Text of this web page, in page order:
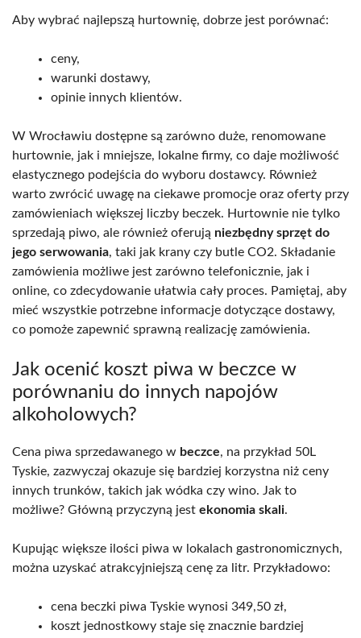
Aby wybrać najlepszą hurtownię, dobrze jest porównać:
ceny,
warunki dostawy,
opinie innych klientów.
W Wrocławiu dostępne są zarówno duże, renomowane
hurtownie, jak i mniejsze, lokalne firmy, co daje możliwość
elastycznego podejścia do wyboru dostawcy. Również
warto zwrócić uwagę na ciekawe promocje oraz oferty przy
zamówieniach większej liczby beczek. Hurtownie nie tylko
sprzedają piwo, ale również oferują niezbędny sprzęt do
jego serwowania, taki jak krany czy butle CO2. Składanie
zamówienia możliwe jest zarówno telefonicznie, jak i
online, co zdecydowanie ułatwia cały proces. Pamiętaj, aby
mieć wszystkie potrzebne informacje dotyczące dostawy,
co pomoże zapewnić sprawną realizację zamówienia.
Jak ocenić koszt piwa w beczce w
porównaniu do innych napojów
alkoholowych?
Cena piwa sprzedawanego w beczce, na przykład 50L
Tyskie, zazwyczaj okazuje się bardziej korzystna niż ceny
innych trunków, takich jak wódka czy wino. Jak to
możliwe? Główną przyczyną jest ekonomia skali.
Kupując większe ilości piwa w lokalach gastronomicznych,
można uzyskać atrakcyjniejszą cenę za litr. Przykładowo:
cena beczki piwa Tyskie wynosi 349,50 zł,
koszt jednostkowy staje się znacznie bardziej